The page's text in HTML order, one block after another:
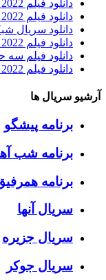
دانلود فیلم Seoul Vibe 2022 حال و هوای سئول
دانلود فیلم Alienoid 2022 بیگانه
دانلود سریال
دانلود فیلم I Came By 2022 آمدم
دانلود فیلم سه
دانلود فیلم Fourth of July 2022 چهارم جولای
آرشیو سریال ها
برنامه پیشگو
برنامه شب
برنامه
سریال آنها
سریال جزیره
سریال جوکر